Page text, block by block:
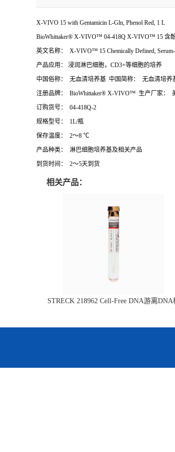
X-VIVO 15 with Gentamicin L-Gln, Phenol Red, 1 L
BioWhittaker® X-VIVO™ 04-418Q X-VIVO™ 15 含
英文名称： X-VIVO™ 15 Chemically Defined, Serum-
产品应用： 浸润淋巴细胞，CD3+等细胞的培养
中国俗称： 无血清培养基 中国简称： 无血清培养
注册品牌： BioWhittaker® X-VIVO™ 生产厂家：
订购货号： 04-418Q-2
规格型号： 1L/瓶
保存温度： 2～8 ℃
产品种类： 淋巴细胞培养基及相关产品
到货时间： 2～5天到货
相关产品：
STRECK 218962 Cell-Free DNA游离DNA